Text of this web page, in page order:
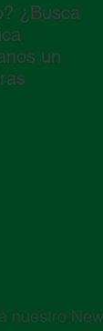
¿Busca
un
nuestro